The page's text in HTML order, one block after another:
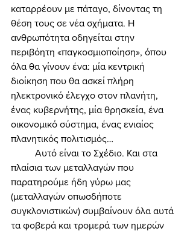
καταρρέουν με πάταγο, δίνοντας τη
θέση τους σε νέα σχήματα. Η
ανθρωπότητα οδηγείται στην
περιβόητη «παγκοσμιοποίηση», όπου
όλα θα γίνουν ένα: μία κεντρική
διοίκηση που θα ασκεί πλήρη
ηλεκτρονικό έλεγχο στον πλανήτη,
ένας κυβερνήτης, μία θρησκεία, ένα
οικονομικό σύστημα, ένας ενιαίος
πλανητικός πολιτισμός…
πλαίσια των μεταλλαγών που
παρατηρούμε ήδη γύρω μας
(μεταλλαγών οπωσδήποτε
συγκλονιστικών) συμβαίνουν όλα αυτά
τα φοβερά και τρομερά των ημερών